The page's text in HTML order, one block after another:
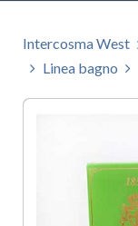
Intercosma West
Linea bagno